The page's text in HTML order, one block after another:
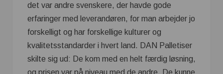
det var andre svenskere, der havde gode
erfaringer med leverandøren, for man arbejder jo
forskelligt og har forskellige kulturer og
kvalitetsstandarder i hvert land. DAN Palletiser
skilte sig ud: De kom med en helt færdig løsning,
og prisen var på niveau med de andre. De kunne